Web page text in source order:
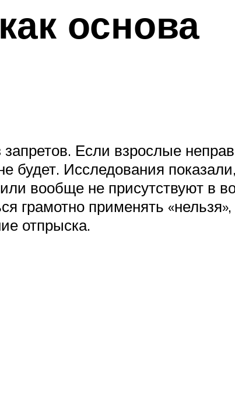
основа
Если взрослые
будет. Исследования
вообще не присутствуют в
грамотно применять
отпрыска.